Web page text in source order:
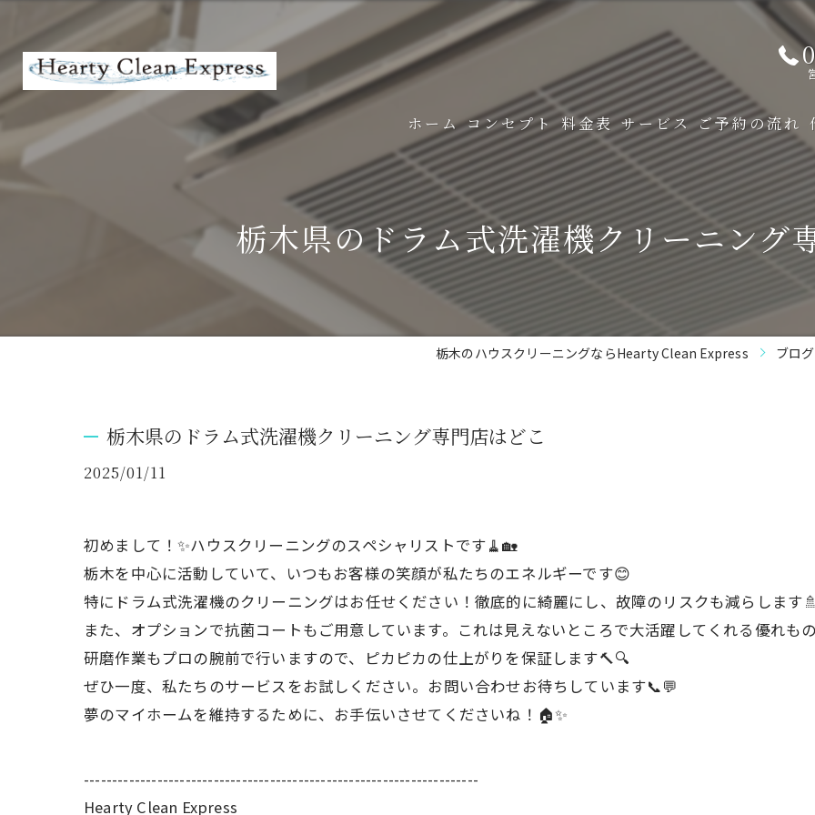
ホーム コンセプト 料金表 サービス ご予約の流れ
栃木県のドラム式洗濯機クリーニング
栃木のハウスクリーニングならHearty Clean Express ブログ
栃木県のドラム式洗濯機クリーニング専門店はどこ
2025/01/11
初めまして！✨ハウスクリーニングのスペシャリストです🧹🏡
栃木を中心に活動していて、いつもお客様の笑顔が私たちのエネルギーです😊
特にドラム式洗濯機のクリーニングはお任せください！徹底的に綺麗にし、故障のリスクも減らします
また、オプションで抗菌コートもご用意しています。これは見えないところで大活躍してくれる優れも
研磨作業もプロの腕前で行いますので、ピカピカの仕上がりを保証します🔨🔍
ぜひ一度、私たちのサービスをお試しください。お問い合わせお待ちしています📞💬
夢のマイホームを維持するために、お手伝いさせてくださいね！🏠✨
----------------------------------------------------------------------
Hearty Clean Express